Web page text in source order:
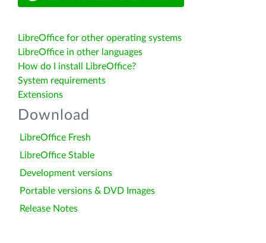
LibreOffice for other operating systems
LibreOffice in other languages
How do I install LibreOffice?
System requirements
Extensions
Download
LibreOffice Fresh
LibreOffice Stable
Development versions
Portable versions & DVD Images
Release Notes